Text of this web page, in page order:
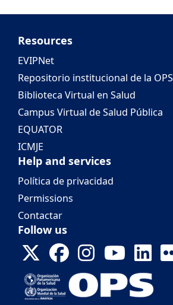
Resources
EVIPNet
Repositorio institucional de la OPS
Biblioteca Virtual en Salud
Campus Virtual de Salud Pública
EQUATOR
ICMJE
Help and services
Política de privacidad
Permissions
Contactar
Follow us